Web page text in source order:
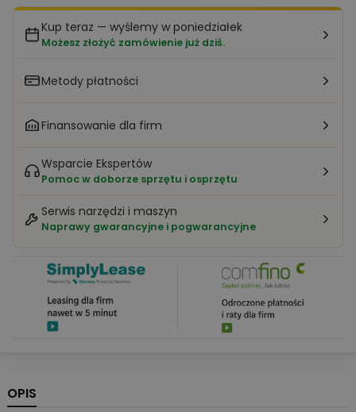
Kup teraz — wyślemy w poniedziałek
Możesz złożyć zamówienie już dziś.
Metody płatności
Finansowanie dla firm
Wsparcie Ekspertów
Pomoc w doborze sprzętu i osprzętu
Serwis narzędzi i maszyn
Naprawy gwarancyjne i pogwarancyjne
OPIS